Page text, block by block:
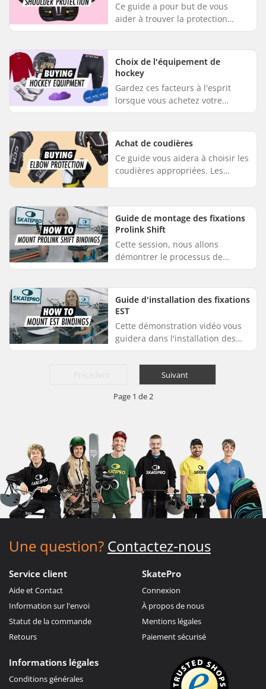
Ce guide a pour but de vous
aider à trouver la protection
d'épaule qui vous convient
hockey offrent une protection
non...
Choix de l'équipement de
hockey
Gardez ces facteurs à l'esprit
lorsque vous achetez votre
équipement de hockey.
Déterminez l'étendue de
Achat de coudières
Ce guide vous aidera à choisir les
coudières appropriées. Les
contusions et prévenir les fra...
Guide de montage des fixations
Prolink Shift
Cette session, nous allons
démontrer le processus de
fixation des fixations Prolink Shift
fixez le segment avant de la ...
Guide d'installation des fixations
EST
Cette démonstration vidéo vous
guidera dans l'installation des
fixations EST sur votre
snowboard. Les fixations Burton
EST utilisent le système de cha...
Suivant
Page 1 de 2
Une question? Contactez-nous
Service client
Aide et Contact
Information sur l'envoi
Statut de la commande
Retours
SkatePro
Connexion
À propos de nous
Mentions légales
Paiement sécurisé
Informations légales
Conditions générales